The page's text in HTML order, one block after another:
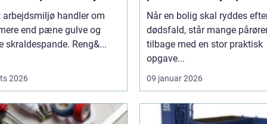
arbejdsmiljø handler om
end pæne gulve og
skraldespande. Reng&...
2026
Når en bolig skal ryddes
dødsfald, står mange
tilbage med en stor praktisk
opgave...
09 januar 2026